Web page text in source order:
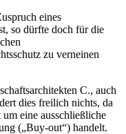
eines
so dürfte doch für die
zu verneinen
C., auch
dies freilich nichts, da
eine ausschließliche
(„Buy-out“) handelt.